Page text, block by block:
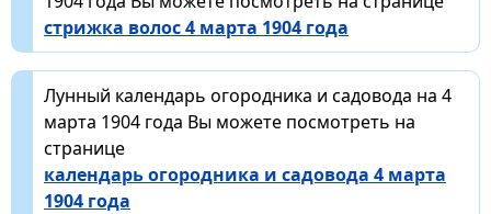
стрижка волос 4 марта 1904 года
Лунный календарь огородника и садовода на 4
марта 1904 года Вы можете посмотреть на
странице
календарь огородника и садовода 4 марта
1904 года